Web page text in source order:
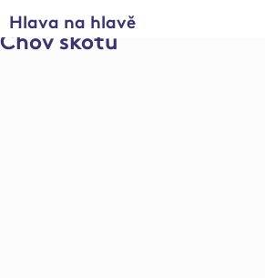
Hlava na hlavě
Chov skotu